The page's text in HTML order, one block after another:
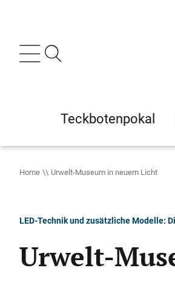
Teckbotenpokal
Home Urwelt-Museum in neuem Licht
LED-Technik und zusätzliche Modelle:
Urwelt-